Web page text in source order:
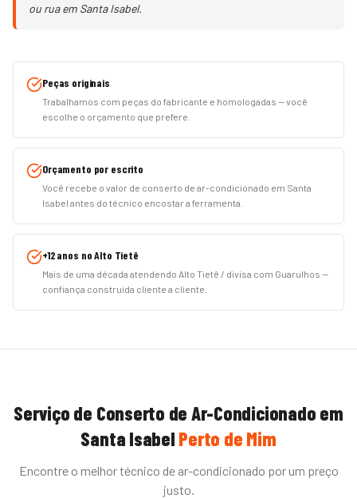
ou rua em Santa Isabel.
Peças originais
Trabalhamos com peças do fabricante e homologadas — você
escolhe o orçamento que prefere.
Orçamento por escrito
Você recebe o valor de conserto de ar-condicionado em Santa
Isabel antes do técnico encostar a ferramenta.
+12 anos no Alto Tietê
Mais de uma década atendendo Alto Tietê / divisa com Guarulhos —
confiança construída cliente a cliente.
Serviço de Conserto de Ar-Condicionado em
Santa Isabel Perto de Mim
Encontre o melhor técnico de ar-condicionado por um preço
justo.